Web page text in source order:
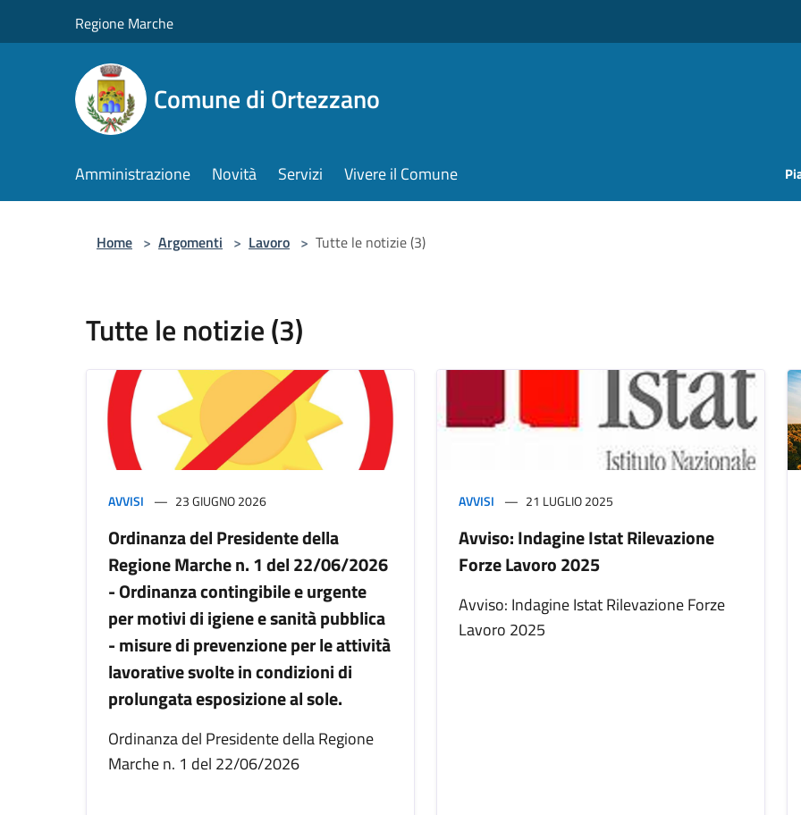
Regione Marche
Comune di Ortezzano
Amministrazione Novità Servizi Vivere il Comune
Home > Argomenti > Lavoro > Tutte le notizie (3)
Tutte le notizie (3)
AVVISI 23 GIUGNO 2026
Ordinanza del Presidente della
Regione Marche n. 1 del 22/06/2026
- Ordinanza contingibile e urgente
per motivi di igiene e sanità pubblica
- misure di prevenzione per le attività
lavorative svolte in condizioni di
prolungata esposizione al sole.
Ordinanza del Presidente della Regione
Marche n. 1 del 22/06/2026
AVVISI 21 LUGLIO 2025
Avviso: Indagine Istat Rilevazione
Forze Lavoro 2025
Avviso: Indagine Istat Rilevazione Forze
Lavoro 2025